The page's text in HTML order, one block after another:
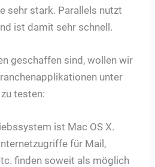
sehr stark. Parallels nutzt
ist damit sehr schnell.
geschaffen sind, wollen wir
unter
testen:
ist Mac OS X.
für Mail,
finden soweit als möglich